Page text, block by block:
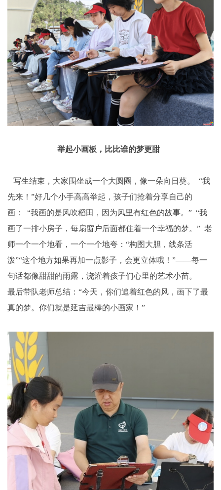
举起小画板，比比谁的梦更甜
写生结束，大家围坐成一个大圆圈，像一朵向日葵。 “我
先来！”好几个小手高高举起，孩子们抢着分享自己的
画： “我画的是风吹稻田，因为风里有红色的故事。” “我
画了一排小房子，每扇窗户后面都住着一个幸福的梦。” 老
师一个一个地看，一个一个地夸：“构图大胆，线条活
泼”“这个地方如果再加一点影子，会更立体哦！”——每一
句话都像甜甜的雨露，浇灌着孩子们心里的艺术小苗。
最后带队老师总结：“今天，你们追着红色的风，画下了最
真的梦。你们就是延吉最棒的小画家！”